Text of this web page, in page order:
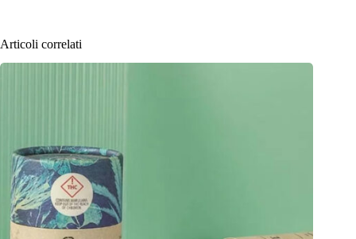
Articoli correlati